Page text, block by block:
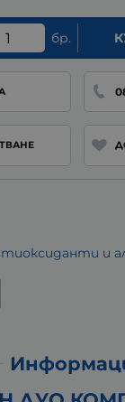
бр.
и